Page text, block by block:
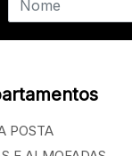
POSTA